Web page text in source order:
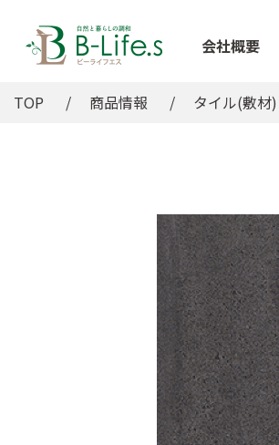
会社概要
TOP 商品情報 タイル(敷材)